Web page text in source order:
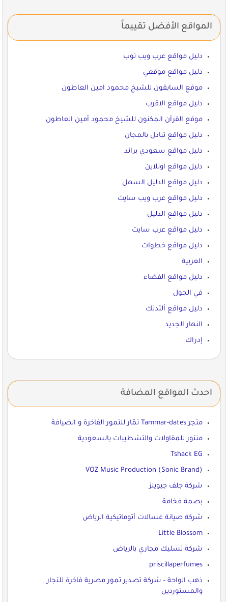
المواقع الأفضل تقييماً
دليل مواقع عرب ويب توب
دليل مواقع موقعي
موقع السابقون للشيخ محمود امين العاطون
دليل مواقع الاقرب
موقع القرآن المكنون للشيخ محمود أمين العاطون
دليل مواقع تبادل بالمجان
دليل مواقع سعودي براند
دليل مواقع اونلاين
دليل مواقع الدليل السهل
دليل مواقع عرب ويب سايت
دليل مواقع الدليل
دليل مواقع عرب سايت
دليل مواقع خطوات
العربية
دليل مواقع الفضاء
في الجول
دليل مواقع ألتدتك
النهار الجديد
إدراك
احدث المواقع المضافة
متجر Tammar-dates تمّار للتمور الفاخرة و الضيافة
منتور للمقاولات والتشطيبات بالسعودية
Tshack EG
VOZ Music Production (Sonic Brand)
شركة جلف جيويلز
بصمة فخامة
شركة صيانة غسالات أتوماتيكية الرياض
Little Blossom
شركة تسليك مجاري بالرياض
priscillaperfumes
ذهب الواحة - شركة تصدير تمور مصرية فاخرة للتجار
والمستوردين